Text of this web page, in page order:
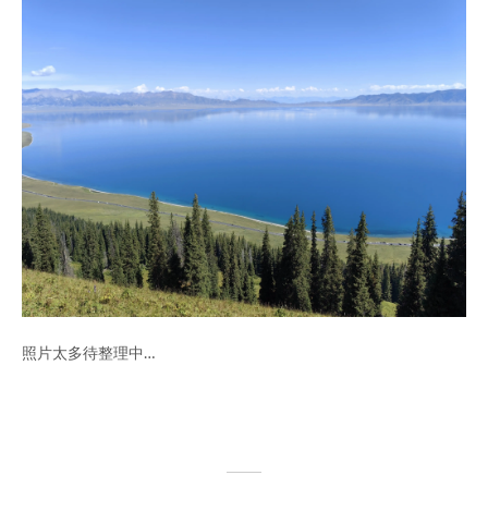
照片太多待整理中…